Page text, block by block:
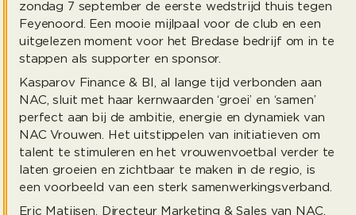
zondag 7 september de eerste wedstrijd thuis tegen
Feyenoord. Een mooie mijlpaal voor de club en een
uitgelezen moment voor het Bredase bedrijf om in te
stappen als supporter en sponsor.
Kasparov Finance & BI, al lange tijd verbonden aan
NAC, sluit met haar kernwaarden ‘groei’ en ‘samen’
perfect aan bij de ambitie, energie en dynamiek van
NAC Vrouwen. Het uitstippelen van initiatieven om
talent te stimuleren en het vrouwenvoetbal verder te
laten groeien en zichtbaar te maken in de regio, is
een voorbeeld van een sterk samenwerkingsverband.
Eric Matijsen, Directeur Marketing & Sales van NAC,